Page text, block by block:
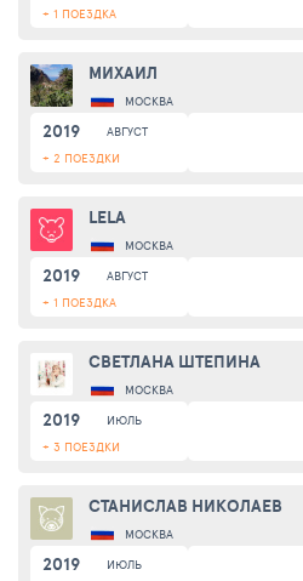
+ 1 ПОЕЗДКА
МИХАИЛ
МОСКВА
2019
АВГУСТ
+ 2 ПОЕЗДКИ
LELA
МОСКВА
2019
АВГУСТ
+ 1 ПОЕЗДКА
СВЕТЛАНА ШТЕПИНА
МОСКВА
2019
ИЮЛЬ
+ 3 ПОЕЗДКИ
СТАНИСЛАВ НИКОЛАЕВ
МОСКВА
2019
ИЮЛЬ